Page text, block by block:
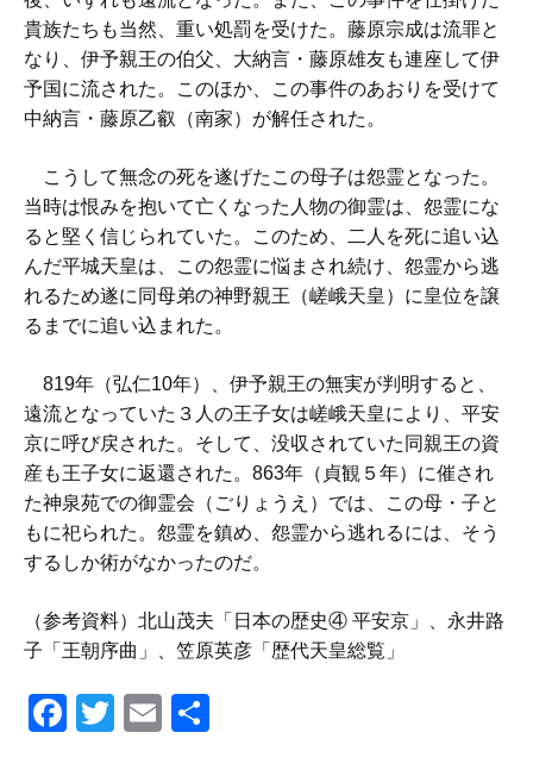
貴族たちも当然、重い処罰を受けた。藤原宗成は流罪と
なり、伊予親王の伯父、大納言・藤原雄友も連座して伊
予国に流された。このほか、この事件のあおりを受けて
中納言・藤原乙叡（南家）が解任された。
こうして無念の死を遂げたこの母子は怨霊となった。
当時は恨みを抱いて亡くなった人物の御霊は、怨霊にな
ると堅く信じられていた。このため、二人を死に追い込
んだ平城天皇は、この怨霊に悩まされ続け、怨霊から逃
れるため遂に同母弟の神野親王（嵯峨天皇）に皇位を譲
るまでに追い込まれた。
819年（弘仁10年）、伊予親王の無実が判明すると、
遠流となっていた３人の王子女は嵯峨天皇により、平安
京に呼び戻された。そして、没収されていた同親王の資
産も王子女に返還された。863年（貞観５年）に催され
た神泉苑での御霊会（ごりょうえ）では、この母・子と
もに祀られた。怨霊を鎮め、怨霊から逃れるには、そう
するしか術がなかったのだ。
（参考資料）北山茂夫「日本の歴史④ 平安京」、永井路
子「王朝序曲」、笠原英彦「歴代天皇総覧」
F
T
E